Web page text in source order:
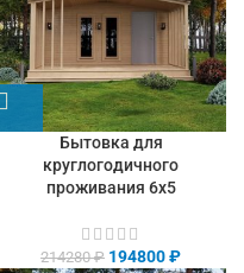
Бытовка для
круглогодичного
проживания 6х5
214280₽ 194800₽